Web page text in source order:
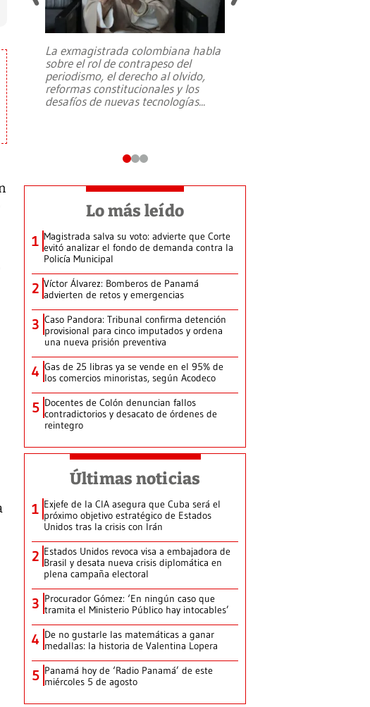
La exmagistrada colombiana habla
sobre el rol de contrapeso del
periodismo, el derecho al olvido,
reformas constitucionales y los
desafíos de nuevas tecnologías...
Lo más leído
1 Magistrada salva su voto: advierte que Corte
evitó analizar el fondo de demanda contra la
Policía Municipal
2 Víctor Álvarez: Bomberos de Panamá
advierten de retos y emergencias
3 Caso Pandora: Tribunal confirma detención
provisional para cinco imputados y ordena
una nueva prisión preventiva
4 Gas de 25 libras ya se vende en el 95% de
los comercios minoristas, según Acodeco
5 Docentes de Colón denuncian fallos
contradictorios y desacato de órdenes de
reintegro
Últimas noticias
1 Exjefe de la CIA asegura que Cuba será el
próximo objetivo estratégico de Estados
Unidos tras la crisis con Irán
2 Estados Unidos revoca visa a embajadora de
Brasil y desata nueva crisis diplomática en
plena campaña electoral
3 Procurador Gómez: ‘En ningún caso que
tramita el Ministerio Público hay intocables’
4 De no gustarle las matemáticas a ganar
medallas: la historia de Valentina Lopera
5 Panamá hoy de ‘Radio Panamá’ de este
miércoles 5 de agosto